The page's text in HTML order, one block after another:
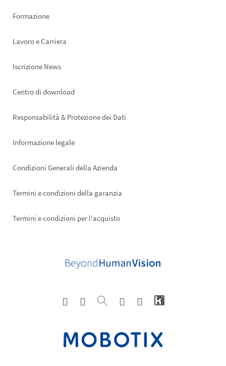
Formazione
Lavoro e Carriera
Iscrizione News
Footer
Centro di download
Responsabilità & Protezione dei Dati
Informazione legale
Condizioni Generali della Azienda
Termini e condizioni della garanzia
Termini e condizioni per l'acquisto